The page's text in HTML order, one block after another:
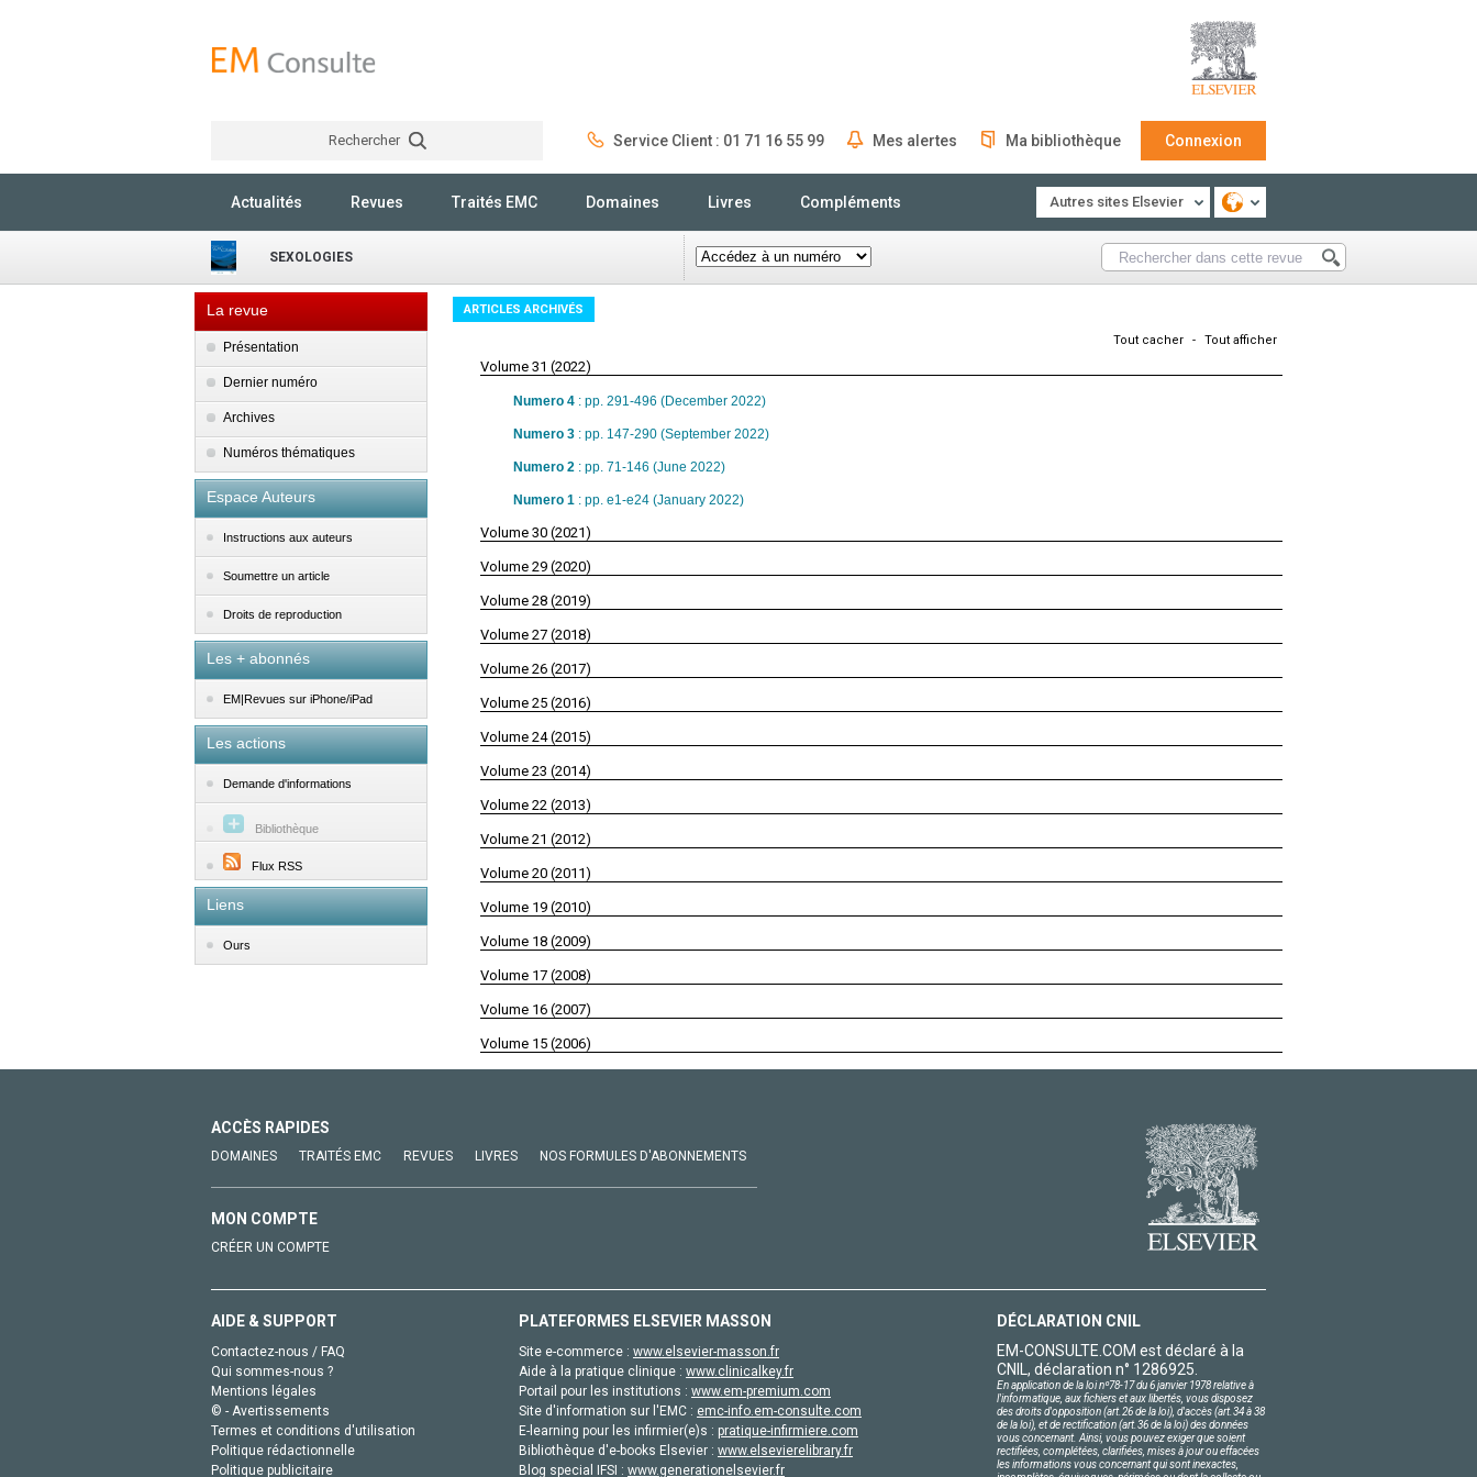
Rechercher Service Client : 01 71 16 55 99 Mes alertes Ma bibliothèque Connexion
Actualités Revues Traités EMC Domaines Livres Compléments Autres sites Elsevier
SEXOLOGIES
La revue
Présentation
Dernier numéro
Archives
Numéros thématiques
Espace Auteurs
Instructions aux auteurs
Soumettre un article
Droits de reproduction
Les + abonnés
EM|Revues sur iPhone/iPad
Les actions
Demande d'informations
Bibliothèque
Flux RSS
Liens
Ours
ARTICLES ARCHIVÉS
Tout cacher - Tout afficher
Volume 31 (2022)
Numero 4 : pp. 291-496 (December 2022)
Numero 3 : pp. 147-290 (September 2022)
Numero 2 : pp. 71-146 (June 2022)
Numero 1 : pp. e1-e24 (January 2022)
Volume 30 (2021)
Volume 29 (2020)
Volume 28 (2019)
Volume 27 (2018)
Volume 26 (2017)
Volume 25 (2016)
Volume 24 (2015)
Volume 23 (2014)
Volume 22 (2013)
Volume 21 (2012)
Volume 20 (2011)
Volume 19 (2010)
Volume 18 (2009)
Volume 17 (2008)
Volume 16 (2007)
Volume 15 (2006)
ACCÈS RAPIDES
DOMAINES TRAITÉS EMC REVUES LIVRES NOS FORMULES D'ABONNEMENTS
MON COMPTE
CRÉER UN COMPTE
AIDE & SUPPORT
Contactez-nous / FAQ
Qui sommes-nous ?
Mentions légales
© - Avertissements
Termes et conditions d'utilisation
Politique rédactionnelle
Politique publicitaire
PLATEFORMES ELSEVIER MASSON
Site e-commerce : www.elsevier-masson.fr
Aide à la pratique clinique : www.clinicalkey.fr
Portail pour les institutions : www.em-premium.com
Site d'information sur l'EMC : emc-info.em-consulte.com
E-learning pour les infirmier(e)s : pratique-infirmiere.com
Bibliothèque d'e-books Elsevier : www.elsevierelibrary.fr
Blog special IFSI : www.generationelsevier.fr
DÉCLARATION CNIL
EM-CONSULTE.COM est déclaré à la
CNIL, déclaration n° 1286925.
En application de la loi nº78-17 du 6 janvier 1978 relative à
l'informatique, aux fichiers et aux libertés, vous disposez
des droits d'opposition (art.26 de la loi), d'accès (art.34 à 38
de la loi), et de rectification (art.36 de la loi) des données
vous concernant. Ainsi, vous pouvez exiger que soient
rectifiées, complétées, clarifiées, mises à jour ou effacées
les informations vous concernant qui sont inexactes,